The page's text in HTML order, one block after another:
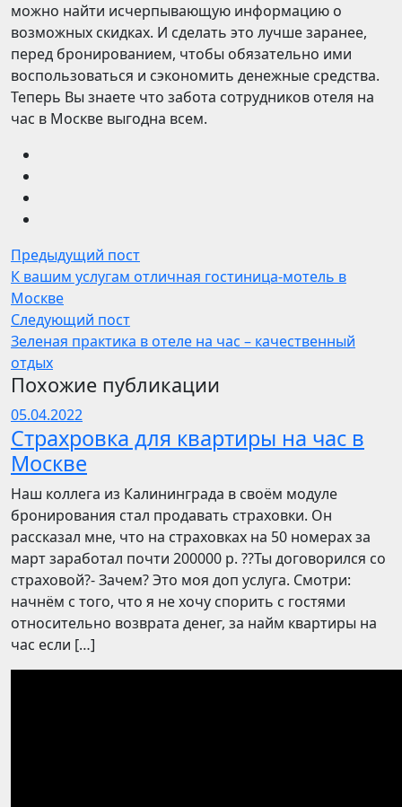
можно найти исчерпывающую информацию о
возможных скидках. И сделать это лучше заранее,
перед бронированием, чтобы обязательно ими
воспользоваться и сэкономить денежные средства.
Теперь Вы знаете что забота сотрудников отеля на
час в Москве выгодна всем.
Предыдущий пост
К вашим услугам отличная гостиница-мотель в
Москве
Следующий пост
Зеленая практика в отеле на час – качественный
отдых
Похожие публикации
05.04.2022
Страхровка для квартиры на час в
Москве
Наш коллега из Калининграда в своём модуле
бронирования стал продавать страховки. Он
рассказал мне, что на страховках на 50 номерах за
март заработал почти 200000 р. ??Ты договорился со
страховой?- Зачем? Это моя доп услуга. Смотри:
начнём с того, что я не хочу спорить с гостями
относительно возврата денег, за найм квартиры на
час если […]